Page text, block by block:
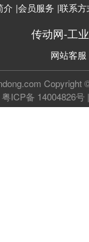
介 |会员服务 |联系方
传动网-工
网站客服
Copyright
粤ICP备 14004826号